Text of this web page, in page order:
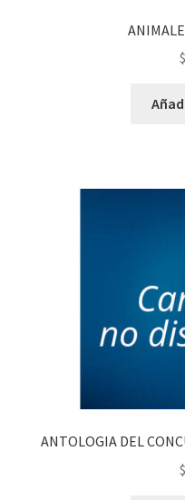
$
ANTOLOGIA DEL
$